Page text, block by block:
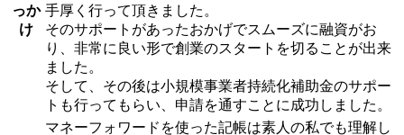
っか
け
手厚く行って頂きました。
そのサポートがあったおかげでスムーズに融資がお
り、非常に良い形で創業のスタートを切ることが出来
ました。
そして、その後は小規模事業者持続化補助金のサポー
トも行ってもらい、申請を通すことに成功しました。
マネーフォワードを使った記帳は素人の私でも理解し